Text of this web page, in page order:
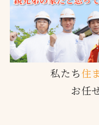
私たち住
お任